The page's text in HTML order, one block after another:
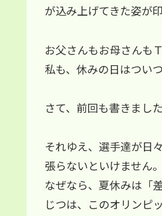
が込み上げてきた姿が
お父さんもお母さんも
私も、休みの日はつい
さて、前回も書きまし
それゆえ、選手達が日
張らないといけません。
なぜなら、夏休みは「
じつは、このオリンピ